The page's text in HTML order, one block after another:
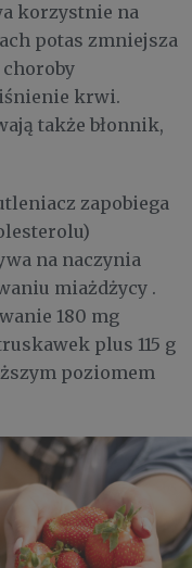
korzystnie na
potas zmniejsza
krwi.
także błonnik,
zapobiega
na naczynia
miażdżycy .
180 mg
plus 115 g
poziomem